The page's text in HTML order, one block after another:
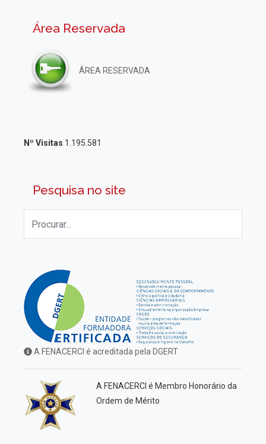
Área Reservada
ÁREA RESERVADA
Nº Visitas 1.195.581
Pesquisa no site
A FENACERCI é acreditada pela DGERT
A FENACERCI é Membro Honorário da
Ordem de Mérito